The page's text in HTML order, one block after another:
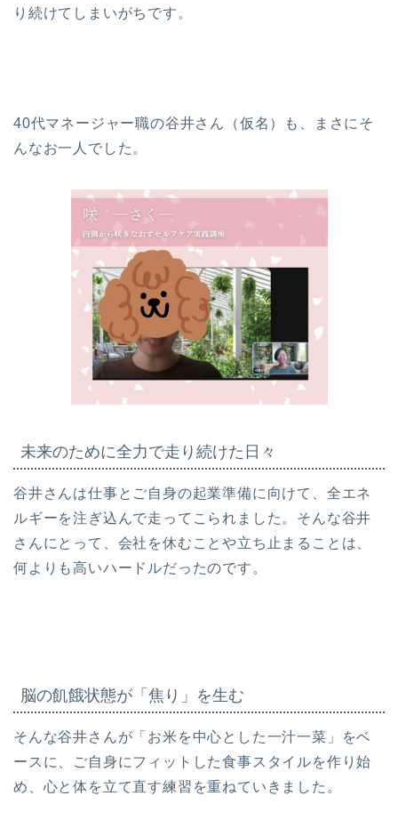
り続けてしまいがちです。
40代マネージャー職の谷井さん（仮名）も、まさにそ
んなお一人でした。
未来のために全力で走り続けた日々
谷井さんは仕事とご自身の起業準備に向けて、全エネ
ルギーを注ぎ込んで走ってこられました。そんな谷井
さんにとって、会社を休むことや立ち止まることは、
何よりも高いハードルだったのです。
脳の飢餓状態が「焦り」を生む
そんな谷井さんが「お米を中心とした一汁一菜」をベ
ースに、ご自身にフィットした食事スタイルを作り始
め、心と体を立て直す練習を重ねていきました。